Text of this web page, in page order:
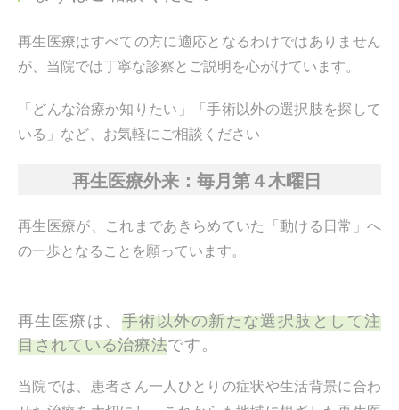
再生医療はすべての方に適応となるわけではありません
が、当院では丁寧な診察とご説明を心がけています。
「どんな治療か知りたい」「手術以外の選択肢を探して
いる」など、お気軽にご相談ください
再生医療外来：毎月第４木曜日
再生医療が、これまであきらめていた「動ける日常」へ
の一歩となることを願っています。
再生医療は、 手術以外の新たな選択肢として注
目されている治療法です。
当院では、患者さん一人ひとりの症状や生活背景に合わ